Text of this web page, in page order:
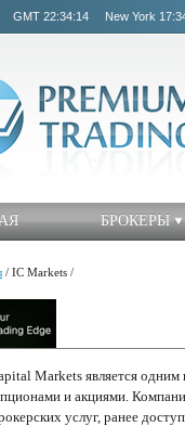
GMT 22:34:14 New York
БРОКЕРЫ
/ IC Markets /
Markets является одним
и акциями.
услуг, ранее